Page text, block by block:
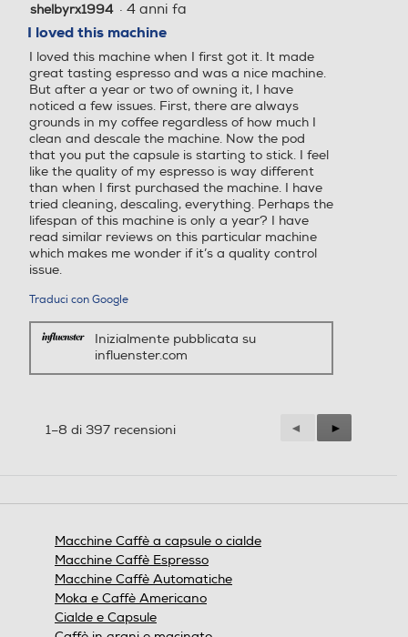
2
5
stelle.
shelbyrx1994 · 4 anni fa
I loved this machine
I loved this machine when I first got it. It made
great tasting espresso and was a nice machine.
But after a year or two of owning it, I have
noticed a few issues. First, there are always
grounds in my coffee regardless of how much I
clean and descale the machine. Now the pod
that you put the capsule is starting to stick. I feel
like the quality of my espresso is way different
than when I first purchased the machine. I have
tried cleaning, descaling, everything. Perhaps the
lifespan of this machine is only a year? I have
read similar reviews on this particular machine
which makes me wonder if it’s a quality control
issue.
Traduci con Google
Inizialmente pubblicata su
influenster.com
1–8 di 397 recensioni
Precedente
Reviews
◄
Successiva
Reviews
►
Macchine Caffè a capsule o cialde
Macchine Caffè Espresso
Macchine Caffè Automatiche
Moka e Caffè Americano
Cialde e Capsule